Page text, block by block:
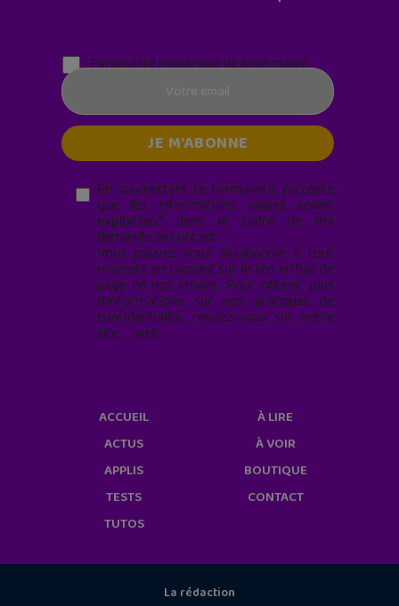
Parentalité numérique (le lundi matin)
En soumettant ce formulaire, j’accepte
que les informations saisies soient
exploitées* dans le cadre de ma
demande de contact.
Vous pouvez vous désabonner à tout
moment en cliquant sur le lien en bas de
page de nos emails. Pour obtenir plus
d'informations sur nos pratiques de
confidentialité, rendez-vous sur notre
site web
ACCUEIL
ACTUS
APPLIS
TESTS
TUTOS
À LIRE
À VOIR
BOUTIQUE
CONTACT
La rédaction